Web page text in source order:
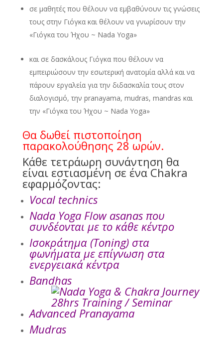
σε μαθητές που θέλουν να εμβαθύνουν τις γνώσεις
τους στην Γιόγκα και θέλουν να γνωρίσουν την
«Γιόγκα του Ήχου ~ Nada Yoga»
και σε δασκάλους Γιόγκα που θέλουν να
εμπειριώσουν την εσωτερική ανατομία αλλά και να
πάρουν εργαλεία για την διδασκαλία τους στον
διαλογισμό, την pranayama, mudras, mandras και
την «Γιόγκα του Ήχου ~ Nada Yoga»
Θα δωθεί πιστοποίηση
παρακολούθησης 28 ωρών.
Κάθε τετράωρη συνάντηση θα
είναι εστιασμένη σε ένα Chakra
εφαρμόζοντας:
Vocal technics
Nada Yoga Flow asanas που
συνδέονται με το κάθε κέντρο
Ισοκράτημα (Toning) στα
φωνήματα με επίγνωση στα
ενεργειακά κέντρα
Bandhas
Advanced Pranayama
Mudras